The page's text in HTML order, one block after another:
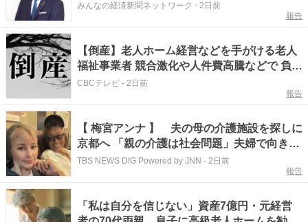
みんなの経済新聞ネットワーク - 2日前
報告
【倒産】老人ホーム経営などを手がける老人
福祉事業者 競合激化や人件費高騰などで 負債
総額約2億8800万円
CBCテレビ - 2日前
報告
【 梅宮アンナ 】 夫の母の介護施設を探しに
京都へ 「親の介護は社会問題」夫婦で向き合
う現状を明かす
TBS NEWS DIG Powered by JNN - 2日前
報告
「私は自分を信じない」資産7億円・元経営